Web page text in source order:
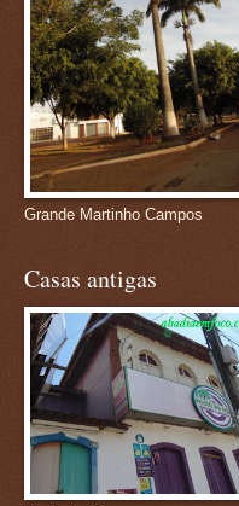
Grande Martinho Campos
Casas antigas